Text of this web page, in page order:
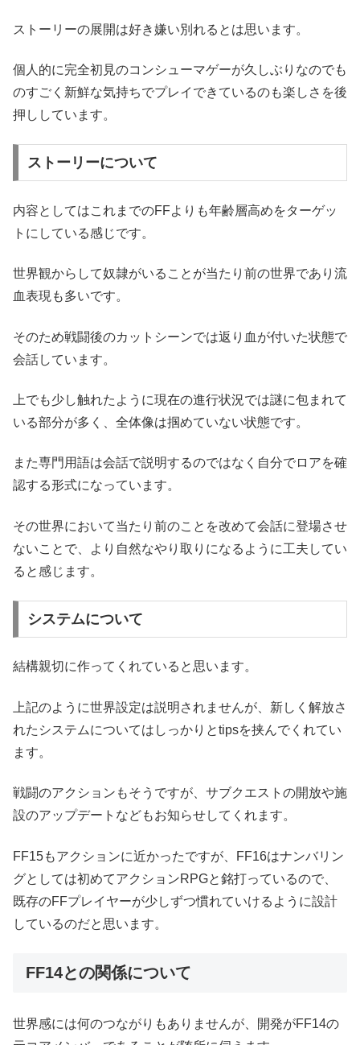
ストーリーの展開は好き嫌い別れるとは思います。
個人的に完全初見のコンシューマゲーが久しぶりなのでも
のすごく新鮮な気持ちでプレイできているのも楽しさを後
押ししています。
ストーリーについて
内容としてはこれまでのFFよりも年齢層高めをターゲッ
トにしている感じです。
世界観からして奴隷がいることが当たり前の世界であり流
血表現も多いです。
そのため戦闘後のカットシーンでは返り血が付いた状態で
会話しています。
上でも少し触れたように現在の進行状況では謎に包まれて
いる部分が多く、全体像は掴めていない状態です。
また専門用語は会話で説明するのではなく自分でロアを確
認する形式になっています。
その世界において当たり前のことを改めて会話に登場させ
ないことで、より自然なやり取りになるように工夫してい
ると感じます。
システムについて
結構親切に作ってくれていると思います。
上記のように世界設定は説明されませんが、新しく解放さ
れたシステムについてはしっかりとtipsを挟んでくれてい
ます。
戦闘のアクションもそうですが、サブクエストの開放や施
設のアップデートなどもお知らせしてくれます。
FF15もアクションに近かったですが、FF16はナンバリン
グとしては初めてアクションRPGと銘打っているので、
既存のFFプレイヤーが少しずつ慣れていけるように設計
しているのだと思います。
FF14との関係について
世界感には何のつながりもありませんが、開発がFF14の